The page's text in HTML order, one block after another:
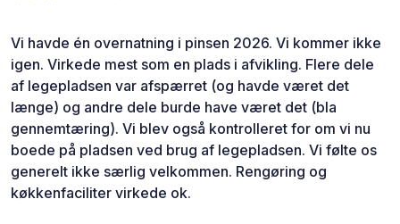
Vi havde én overnatning i pinsen 2026. Vi kommer ikke
igen. Virkede mest som en plads i afvikling. Flere dele
af legepladsen var afspærret (og havde været det
længe) og andre dele burde have været det (bla
gennemtæring). Vi blev også kontrolleret for om vi nu
boede på pladsen ved brug af legepladsen. Vi følte os
generelt ikke særlig velkommen. Rengøring og
køkkenfaciliter virkede ok.